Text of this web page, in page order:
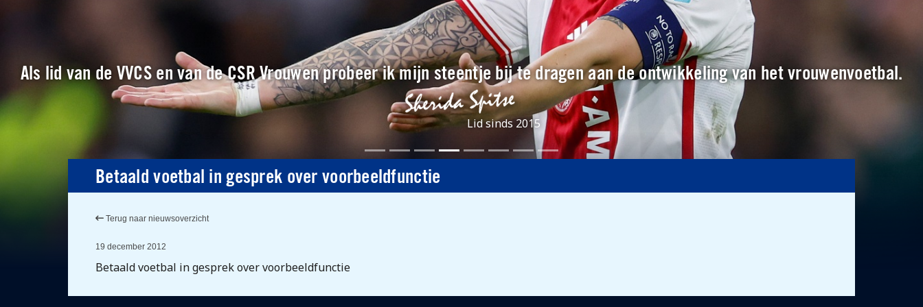
Als lid van de VVCS en van de CSR Vrouwen probeer ik mijn steentje bij te dragen aan de ontwikkeling van het vrouwenvoetbal.
Lid sinds 2015
Betaald voetbal in gesprek over voorbeeldfunctie
Terug naar nieuwsoverzicht
19 december 2012
Betaald voetbal in gesprek over voorbeeldfunctie